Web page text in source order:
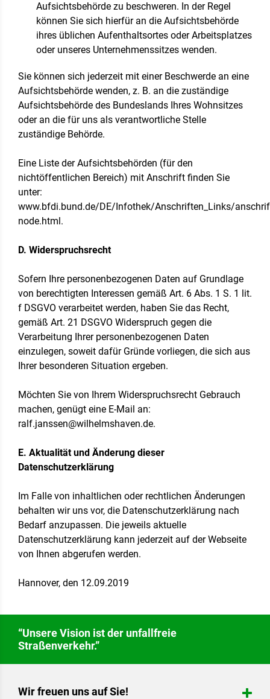
Aufsichtsbehörde zu beschweren. In der Regel
können Sie sich hierfür an die Aufsichtsbehörde
ihres üblichen Aufenthaltsortes oder Arbeitsplatzes
oder unseres Unternehmenssitzes wenden.
Sie können sich jederzeit mit einer Beschwerde an eine
Aufsichtsbehörde wenden, z. B. an die zuständige
Aufsichtsbehörde des Bundeslands Ihres Wohnsitzes
oder an die für uns als verantwortliche Stelle
zuständige Behörde.
Eine Liste der Aufsichtsbehörden (für den
nichtöffentlichen Bereich) mit Anschrift finden Sie
unter:
www.bfdi.bund.de/DE/Infothek/Anschriften_Links/
node.html.
D. Widerspruchsrecht
Sofern Ihre personenbezogenen Daten auf Grundlage
von berechtigten Interessen gemäß Art. 6 Abs. 1 S. 1 lit.
f DSGVO verarbeitet werden, haben Sie das Recht,
gemäß Art. 21 DSGVO Widerspruch gegen die
Verarbeitung Ihrer personenbezogenen Daten
einzulegen, soweit dafür Gründe vorliegen, die sich aus
Ihrer besonderen Situation ergeben.
Möchten Sie von Ihrem Widerspruchsrecht Gebrauch
machen, genügt eine E-Mail an:
ralf.janssen@wilhelmshaven.de.
E. Aktualität und Änderung dieser
Datenschutzerklärung
Im Falle von inhaltlichen oder rechtlichen Änderungen
behalten wir uns vor, die Datenschutzerklärung nach
Bedarf anzupassen. Die jeweils aktuelle
Datenschutzerklärung kann jederzeit auf der Webseite
von Ihnen abgerufen werden.
Hannover, den 12.09.2019
“Unsere Vision ist der unfallfreie
Straßenverkehr.”
Wir freuen uns auf Sie!